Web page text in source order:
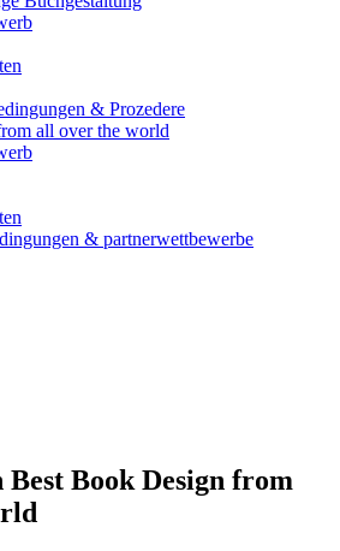
& Prozedere
all over the world
& partnerwettbewerbe
Best Book Design from